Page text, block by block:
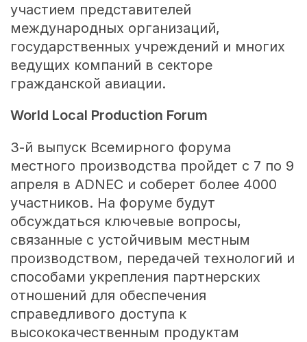
участием представителей
международных организаций,
государственных учреждений и многих
ведущих компаний в секторе
гражданской авиации.
World Local Production Forum
3-й выпуск Всемирного форума
местного производства пройдет с 7 по 9
апреля в ADNEC и соберет более 4000
участников. На форуме будут
обсуждаться ключевые вопросы,
связанные с устойчивым местным
производством, передачей технологий и
способами укрепления партнерских
отношений для обеспечения
справедливого доступа к
высококачественным продуктам